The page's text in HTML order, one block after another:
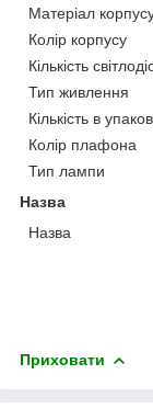
Матеріал
Колір корпусу
Кількість
Тип живлення
Кількість в
Колір плафона
Тип лампи
Назва
Назва
Приховати